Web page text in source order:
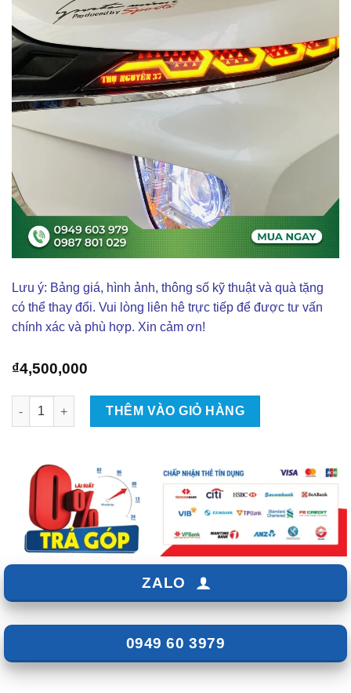
Lưu ý: Bảng giá, hình ảnh, thông số kỹ thuật và quà tặng
có thể thay đổi. Vui lòng liên hê trực tiếp để được tư vấn
chính xác và phù hợp. Xin cảm ơn!
₫4,500,000
Độ Đèn Led Mí Ô Tô Mitsubishi Xpander Tại TpHCM số lượng
THÊM VÀO GIỎ HÀNG
ZALO
0949 60 3979